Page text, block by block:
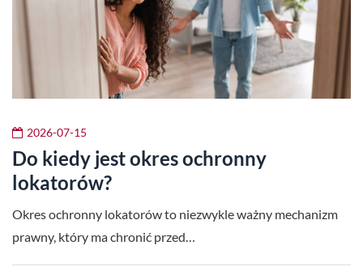
2026-07-15
Do kiedy jest okres ochronny
lokatorów?
Okres ochronny lokatorów to niezwykle ważny mechanizm
prawny, który ma chronić przed…